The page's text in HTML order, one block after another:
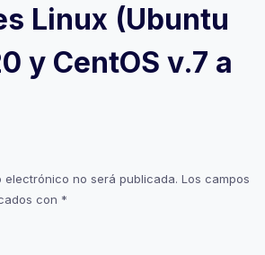
Linux (Ubuntu
y CentOS v.7 a
no será publicada. Los campos
con *